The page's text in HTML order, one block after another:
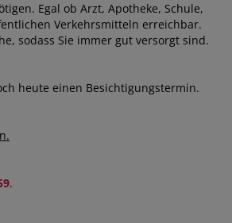
Egal ob Arzt, Apotheke, Schule,
Verkehrsmitteln erreichbar.
sodass Sie immer gut versorgt sind.
heute einen Besichtigungstermin.
.